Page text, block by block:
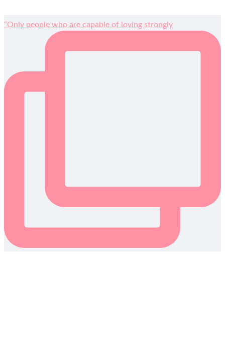
“Only people who are capable of loving strongly